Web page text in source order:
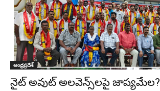
ఆంధ్రప్రదేశ్‌
నైట్ అవుట్ అల‌వెన్స్‌ల‌పై జాప్య‌మేల‌?